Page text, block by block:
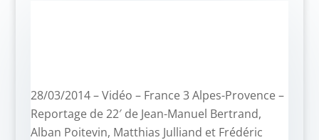
28/03/2014 – Vidéo – France 3 Alpes-Provence –
Reportage de 22′ de Jean-Manuel Bertrand,
Alban Poitevin, Matthias Julliand et Frédéric